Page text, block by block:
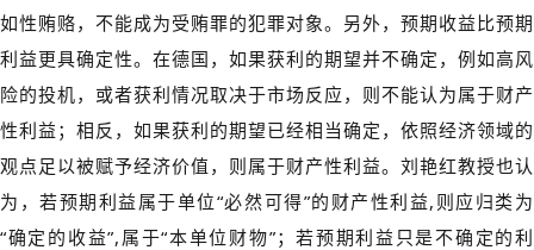
如性贿赂，不能成为受贿罪的犯罪对象。另外，预期收益比预期
利益更具确定性。在德国，如果获利的期望并不确定，例如高风
险的投机，或者获利情况取决于市场反应，则不能认为属于财产
性利益；相反，如果获利的期望已经相当确定，依照经济领域的
观点足以被赋予经济价值，则属于财产性利益。刘艳红教授也认
为，若预期利益属于单位“必然可得”的财产性利益,则应归类为
“确定的收益”,属于“本单位财物”；若预期利益只是不确定的利